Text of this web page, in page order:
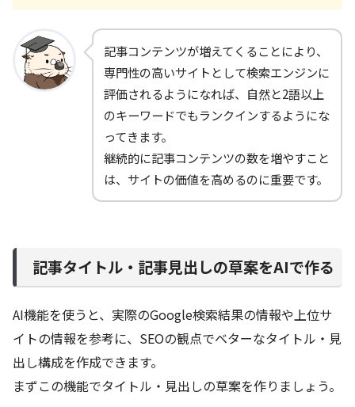
記事コンテンツが増えてくることにより、
専門性の高いサイトとして検索エンジンに
評価されるようになれば、自然と2語以上
のキーワードでもランクインするようにな
ってきます。
継続的に記事コンテンツの数を増やすこと
は、サイトの価値を高めるのに重要です。
記事タイトル・記事見出しの草案をAIで作る
AI機能を使うと、実際のGoogle検索結果の情報や上位サ
イトの情報を参考に、SEOの観点でベターなタイトル・見
出し構成を作成できます。
まずこの機能でタイトル・見出しの草案を作りましょう。